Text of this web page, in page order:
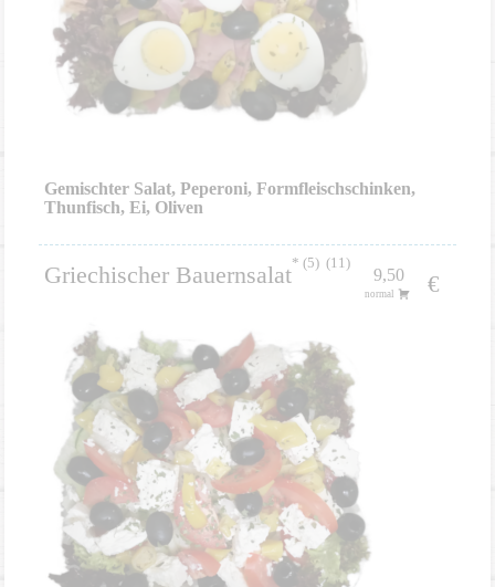
Gemischter Salat, Peperoni, Formfleischschinken,
Thunfisch, Ei, Oliven
Griechischer Bauernsalat 5 11
9,50
normal €